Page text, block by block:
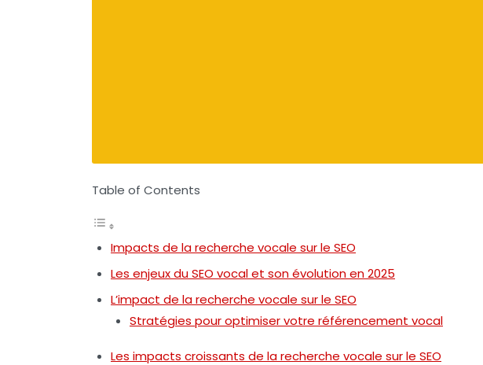
Table of Contents
Impacts de la recherche vocale sur le SEO
Les enjeux du SEO vocal et son évolution en 2025
L’impact de la recherche vocale sur le SEO
Stratégies pour optimiser votre référencement vocal
Les impacts croissants de la recherche vocale sur le SEO